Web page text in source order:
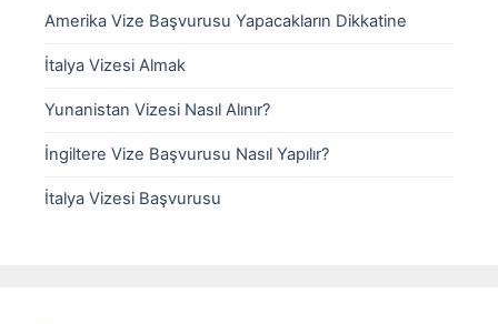
Amerika Vize Başvurusu Yapacakların Dikkatine
İtalya Vizesi Almak
Yunanistan Vizesi Nasıl Alınır?
İngiltere Vize Başvurusu Nasıl Yapılır?
İtalya Vizesi Başvurusu